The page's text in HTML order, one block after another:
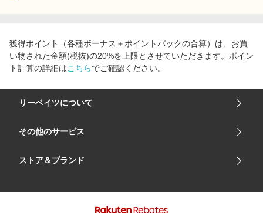
獲得ポイント（各種ボーナス＋ポイントバックの合算）は、お買
い物された金額(税抜)の20%を上限とさせていただきます。ポイン
ト計算の詳細はこちらでご確認ください。
リーベイツについて
会社概要
サイトマップ
リーベイツ ポイントアシスト
その他のサービス
楽天市場
ストア＆ブランド